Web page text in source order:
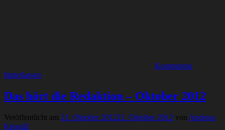
Kommentar
hinterlassen
Das hört die Redaktion – Oktober 2012
Veröffentlicht am 21. Oktober 201221. Oktober 2012 von Andreas
Krogull